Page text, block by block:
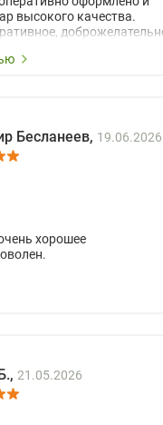
высокого качества.
Бесланеев, 19.06.2026
хорошее
21.05.2026